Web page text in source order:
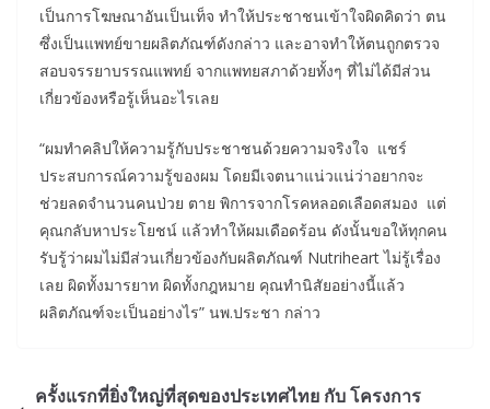
เป็นการโฆษณาอันเป็นเท็จ ทำให้ประชาชนเข้าใจผิดคิดว่า ตน
ซึ่งเป็นแพทย์ขายผลิตภัณฑ์ดังกล่าว และอาจทำให้ตนถูกตรวจ
สอบจรรยาบรรณแพทย์ จากแพทยสภาด้วยทั้งๆ ที่ไม่ได้มีส่วน
เกี่ยวข้องหรือรู้เห็นอะไรเลย
“ผมทำคลิปให้ความรู้กับประชาชนด้วยความจริงใจ แชร์
ประสบการณ์ความรู้ของผม โดยมีเจตนาแน่วแน่ว่าอยากจะ
ช่วยลดจำนวนคนป่วย ตาย พิการจากโรคหลอดเลือดสมอง แต่
คุณกลับหาประโยชน์ แล้วทำให้ผมเดือดร้อน ดังนั้นขอให้ทุกคน
รับรู้ว่าผมไม่มีส่วนเกี่ยวข้องกับผลิตภัณฑ์ Nutriheart ไม่รู้เรื่อง
เลย ผิดทั้งมารยาท ผิดทั้งกฎหมาย คุณทำนิสัยอย่างนี้แล้ว
ผลิตภัณฑ์จะเป็นอย่างไร” นพ.ประชา กล่าว
ครั้งแรกที่ยิ่งใหญ่ที่สุดของประเทศไทย กับ โครงการ